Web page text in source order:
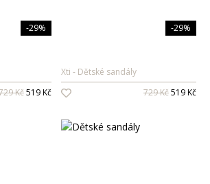
Dárkové sady
-29%
Kč519 Kč
-29%
Xti
Dětské sandály
729 Kč519 Kč